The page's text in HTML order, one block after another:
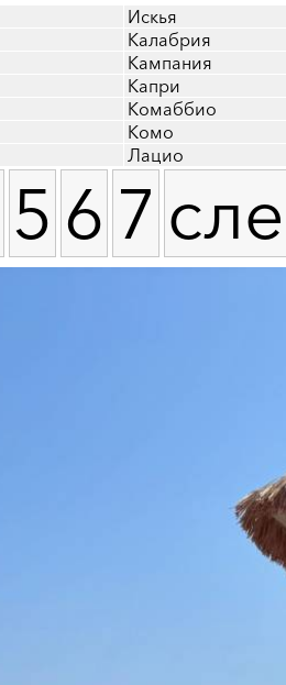
Искья
Калабрия
Кампания
Капри
Комаббио
Комо
Лацио
5 6 7